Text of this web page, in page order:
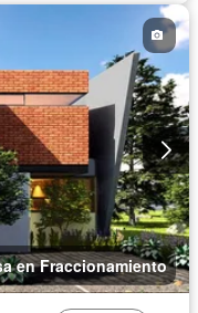
en Fraccionamiento